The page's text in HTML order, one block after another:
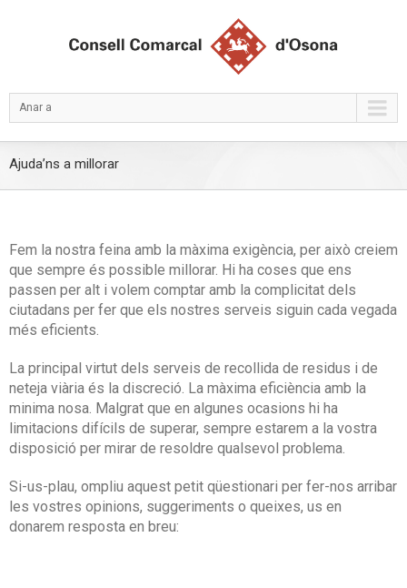
Anar a
Ajuda’ns a millorar
Fem la nostra feina amb la màxima exigència, per això creiem
que sempre és possible millorar. Hi ha coses que ens
passen per alt i volem comptar amb la complicitat dels
ciutadans per fer que els nostres serveis siguin cada vegada
més eficients.
La principal virtut dels serveis de recollida de residus i de
neteja viària és la discreció. La màxima eficiència amb la
minima nosa. Malgrat que en algunes ocasions hi ha
limitacions difícils de superar, sempre estarem a la vostra
disposició per mirar de resoldre qualsevol problema.
Si-us-plau, ompliu aquest petit qüestionari per fer-nos arribar
les vostres opinions, suggeriments o queixes, us en
donarem resposta en breu: